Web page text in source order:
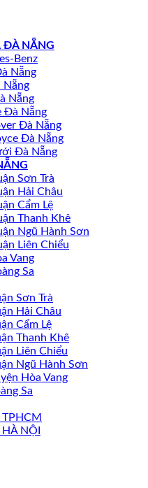
ĐÀ NẴNG
Benz
Nẵng
Nẵng
Nẵng
Đà Nẵng
Đà Nẵng
Đà Nẵng
Đà Nẵng
Sơn Trà
Hải Châu
Cẩm Lệ
Thanh Khê
Ngũ Hành Sơn
Liên Chiểu
Vang
Sa
Sơn Trà
Hải Châu
Cẩm Lệ
Thanh Khê
Liên Chiểu
Ngũ Hành Sơn
Hòa Vang
Sa
TPHCM
HÀ NỘI